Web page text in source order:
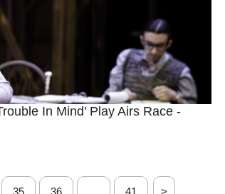
In Mind’ Play Airs Race -
35 36 41 >